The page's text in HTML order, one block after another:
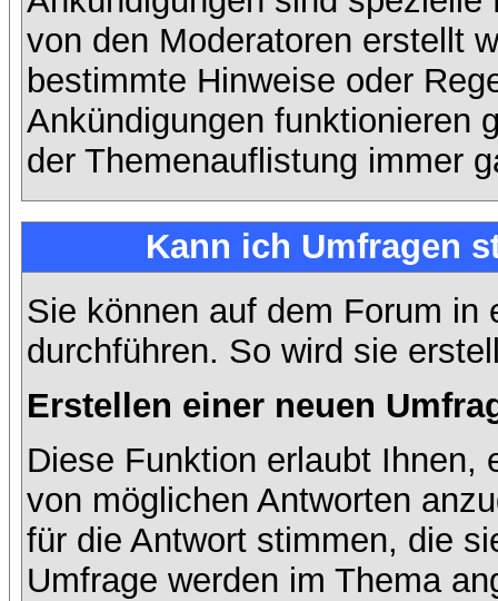
von den Moderatoren erstellt
bestimmte Hinweise oder
Ankündigungen funktionieren
der Themenauflistung immer
Kann ich Umfragen
Sie können auf dem Forum in
durchführen. So wird sie
Erstellen einer neuen
Diese Funktion erlaubt Ihnen,
von möglichen Antworten
für die Antwort stimmen, die
Umfrage werden im Thema